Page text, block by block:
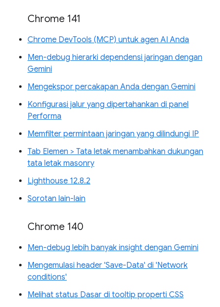
Chrome 141
Chrome DevTools (MCP) untuk agen AI Anda
Men-debug hierarki dependensi jaringan dengan
Gemini
Mengekspor percakapan Anda dengan Gemini
Konfigurasi jalur yang dipertahankan di panel
Performa
Memfilter permintaan jaringan yang dilindungi IP
Tab Elemen > Tata letak menambahkan dukungan
tata letak masonry
Lighthouse 12.8.2
Sorotan lain-lain
Chrome 140
Men-debug lebih banyak insight dengan Gemini
Mengemulasi header 'Save-Data' di 'Network
conditions'
Melihat status Dasar di tooltip properti CSS